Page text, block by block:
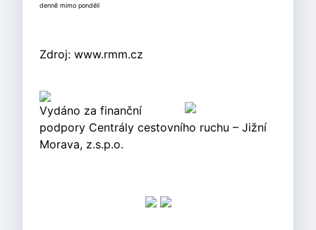
denně mimo pondělí
Zdroj: www.rmm.cz
Vydáno za finanční
podpory Centrály cestovního ruchu – Jižní
Morava, z.s.p.o.